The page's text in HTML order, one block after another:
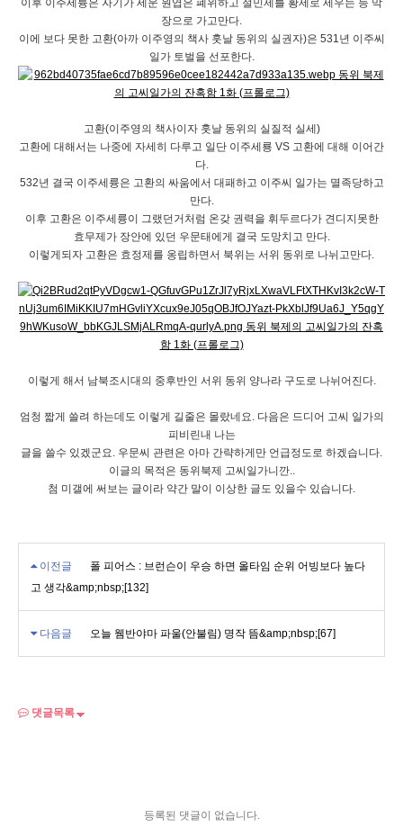
이후 이주세륭은 자기가 세운 원엽은 폐위하고 절민제를 황제로 세우는 등 막
장으로 가고만다.
이에 보다 못한 고환(아까 이주영의 책사 훗날 동위의 실권자)은 531년 이주씨
일가 토벌을 선포한다.
고환(이주영의 책사이자 훗날 동위의 실질적 실세)
고환에 대해서는 나중에 자세히 다루고 일단 이주세룡 VS 고환에 대해 이어간
다.
532년 결국 이주세륭은 고환의 싸움에서 대패하고 이주씨 일가는 멸족당하고
만다.
이후 고환은 이주세륭이 그랬던거처럼 온갖 권력을 휘두르다가 견디지못한
효무제가 장안에 있던 우문태에게 결국 도망치고 만다.
이렇게되자 고환은 효정제를 옹립하면서 북위는 서위 동위로 나뉘고만다.
이렇게 해서 남북조시대의 중후반인 서위 동위 양나라 구도로 나뉘어진다.
엄청 짧게 쓸려 하는데도 이렇게 길줄은 몰랐네요. 다음은 드디어 고씨 일가의
피비린내 나는
글을 쓸수 있겠군요. 우문씨 관련은 아마 간략하게만 언급정도로 하겠습니다.
이글의 목적은 동위북제 고씨일가니깐..
첨 미갤에 써보는 글이라 약간 말이 이상한 글도 있을수 있습니다.
이전글
폴 피어스 : 브런슨이 우승 하면 올타임 순위 어빙보다 높다
고 생각&amp;nbsp;[132]
다음글 오늘 웸반야마 파울(안불림) 명작 뜸&amp;nbsp;[67]
댓글목록
등록된 댓글이 없습니다.